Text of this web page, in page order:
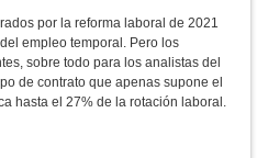
por la reforma laboral de 2021
empleo temporal. Pero los
sobre todo para los analistas del
de contrato que apenas supone el
hasta el 27% de la rotación laboral.